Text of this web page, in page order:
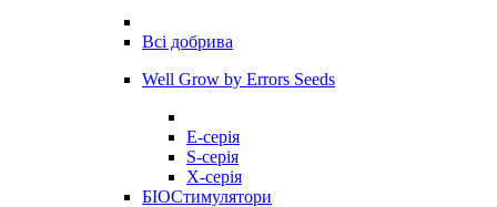
Всі добрива
Well Grow by Errors Seeds
E-серія
S-серія
X-серія
БІОСтимулятори